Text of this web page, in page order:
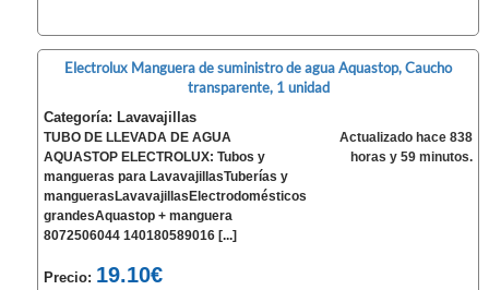
Electrolux Manguera de suministro de agua Aquastop, Caucho
transparente, 1 unidad
Categoría: Lavavajillas
TUBO DE LLEVADA DE AGUA
AQUASTOP ELECTROLUX: Tubos y
mangueras para LavavajillasTuberías y
manguerasLavavajillasElectrodomésticos
grandesAquastop + manguera
8072506044 140180589016 [...]
Precio: 19.10€
Actualizado hace 838
horas y 59 minutos.